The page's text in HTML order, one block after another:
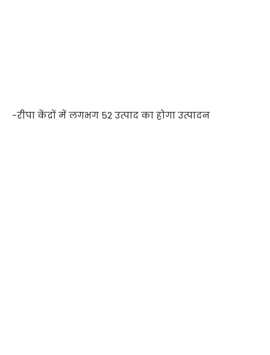
-रीपा केंद्रों में लगभग 52 उत्पाद का होगा उत्पादन